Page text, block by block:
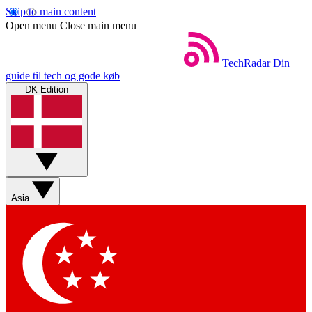
Skip to main content
Open menu Close main menu
TechRadar Din
guide til tech og gode køb
DK Edition
Asia